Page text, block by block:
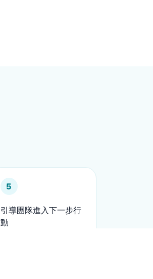
5
引導團隊進入下一步行
動